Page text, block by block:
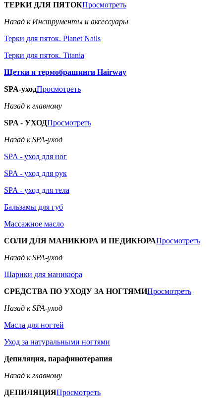
ТЕРКИ ДЛЯ ПЯТОКПросмотреть
Назад к Инструменты и аксессуары
Терки для пяток. Planet Nails
Терки для пяток. Titania
Щетки и термобрашинги Hairway
SPA-уходПросмотреть
Назад к главному
SPA - УХОДПросмотреть
Назад к SPA-уход
SPA - уход для ног
SPA - уход для рук
SPA - уход для тела
Бальзамы для губ
Массажное масло
СОЛИ ДЛЯ МАНИКЮРА И ПЕДИКЮРАПросмотреть
Назад к SPA-уход
Шарики для маникюра
СРЕДСТВА ПО УХОДУ ЗА НОГТЯМИПросмотреть
Назад к SPA-уход
Масла для ногтей
Уход за натуральными ногтями
Депиляция, парафинотерапия
Назад к главному
ДЕПИЛЯЦИЯПросмотреть